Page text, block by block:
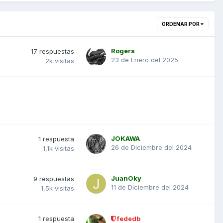
ORDENAR POR
17 respuestas
2k visitas
Rogers
23 de Enero del 2025
1 respuesta
1,1k visitas
JOKAWA
26 de Diciembre del 2024
9 respuestas
1,5k visitas
JuanOky
11 de Diciembre del 2024
1 respuesta
fededb